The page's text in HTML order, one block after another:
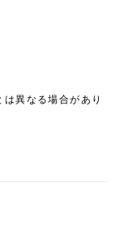
異なる場合があり